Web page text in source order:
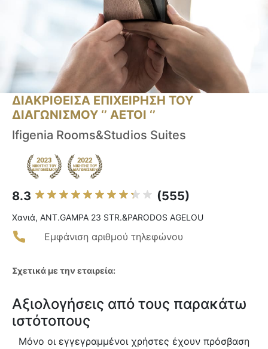
ΔΙΑΚΡΙΘΕΙΣΑ ΕΠΙΧΕΙΡΗΣΗ ΤΟΥ
ΔΙΑΓΩΝΙΣΜΟΥ ‘’ ΑΕΤΟΙ ‘’
Ifigenia Rooms&Studios Suites
8.3 (555)
Χανιά, ANT.GAMPA 23 STR.&PARODOS AGELOU
Εμφάνιση αριθμού τηλεφώνου
Σχετικά με την εταιρεία:
Αξιολογήσεις από τους παρακάτω
ιστότοπους
Μόνο οι εγγεγραμμένοι χρήστες έχουν πρόσβαση